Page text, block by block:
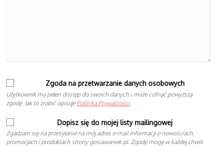
Zgoda na przetwarzanie danych osobowych
Użytkownik ma pełen dostęp do swoich danych i może cofnąć powyższą
zgodę. Jak to zrobić opisuje Polityka Prywatności.
Dopisz się do mojej listy mailingowej
Zgadzam się na przesyłanie na mój adres e-mail informacji o nowościach,
promocjach i produktach strony gosiawaniek.pl. Zgodę mogę w każdej chwili